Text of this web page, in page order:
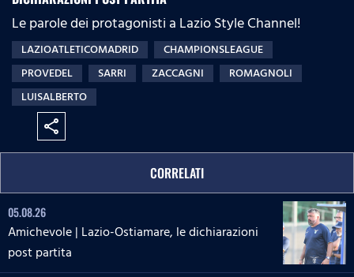
Le parole dei protagonisti a Lazio Style Channel!
LAZIOATLETICOMADRID
CHAMPIONSLEAGUE
PROVEDEL
SARRI ZACCAGNI
ROMAGNOLI
LUISALBERTO
share
CORRELATI
05.08.26
Amichevole | Lazio-Ostiamare, le dichiarazioni
post partita